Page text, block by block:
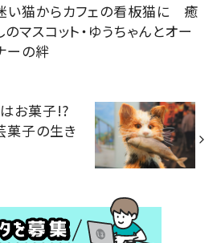
い猫からカフェの看板猫に 癒
のマスコット・ゆうちゃんとオー
ーの絆
はお菓子!?
菓子の生き